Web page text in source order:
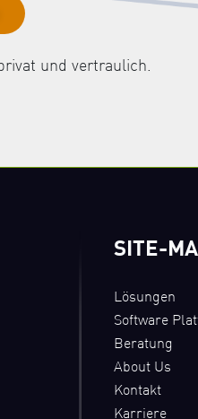
und vertraulich.
SITE-
Lösungen
Software
Beratung
About Us
Kontakt
Karriere